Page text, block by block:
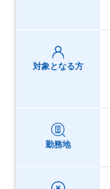
対象となる方
勤務地